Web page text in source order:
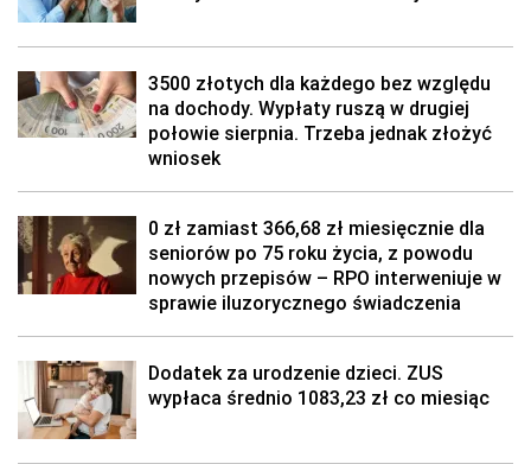
3500 złotych dla każdego bez względu
na dochody. Wypłaty ruszą w drugiej
połowie sierpnia. Trzeba jednak złożyć
wniosek
0 zł zamiast 366,68 zł miesięcznie dla
seniorów po 75 roku życia, z powodu
nowych przepisów – RPO interweniuje w
sprawie iluzorycznego świadczenia
Dodatek za urodzenie dzieci. ZUS
wypłaca średnio 1083,23 zł co miesiąc